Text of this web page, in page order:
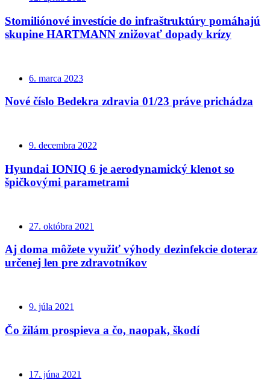
Stomiliónové investície do infraštruktúry pomáhajú
skupine HARTMANN znižovať dopady krízy
6. marca 2023
Nové číslo Bedekra zdravia 01/23 práve prichádza
9. decembra 2022
Hyundai IONIQ 6 je aerodynamický klenot so
špičkovými parametrami
27. októbra 2021
Aj doma môžete využiť výhody dezinfekcie doteraz
určenej len pre zdravotníkov
9. júla 2021
Čo žilám prospieva a čo, naopak, škodí
17. júna 2021